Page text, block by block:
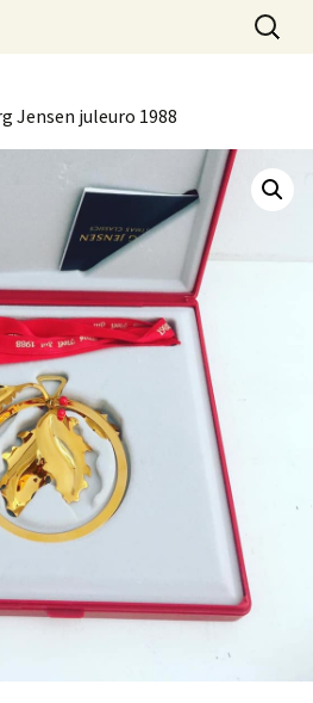
til 1980
Søg
efter:
Jensen juleuro 1988